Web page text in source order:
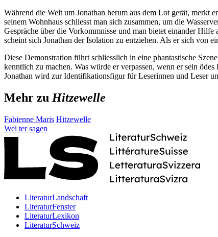
Während die Welt um Jonathan herum aus dem Lot gerät, merkt
seinem Wohnhaus schliesst man sich zusammen, um die
Gespräche über die Vorkommnisse und man bietet einander
scheint sich Jonathan der Isolation zu entziehen. Als er sich von
Diese Demonstration führt schliesslich in eine phantastische
kenntlich zu machen. Was würde er verpassen, wenn er sein
Jonathan wird zur Identifikationsfigur für Leserinnen und Leser
Mehr zu Hitzewelle
Fabienne Maris Hitzewelle
Wei ter sagen
LiteraturLandschaft
LiteraturFenster
LiteraturLexikon
LiteraturSchweiz